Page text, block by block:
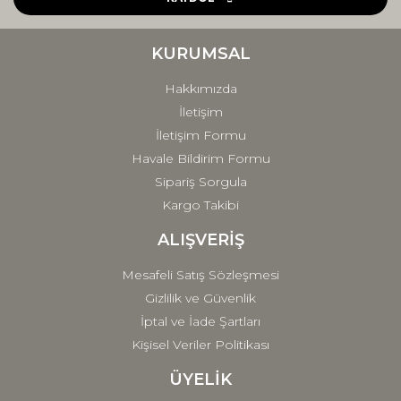
Ürün fiyatı diğer sitelerden daha pahalı.
Gönder
KURUMSAL
Hakkımızda
İletişim
İletişim Formu
Havale Bildirim Formu
Sipariş Sorgula
Kargo Takibi
ALIŞVERİŞ
Mesafeli Satış Sözleşmesi
Gizlilik ve Güvenlik
İptal ve İade Şartları
Kişisel Veriler Politikası
ÜYELİK